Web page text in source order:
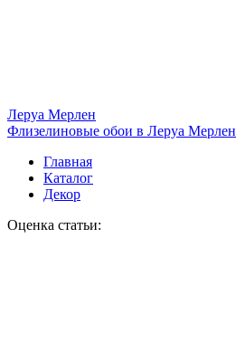
Леруа Мерлен
Флизелиновые обои в Леруа Мерлен
Главная
Каталог
Декор
Оценка статьи: